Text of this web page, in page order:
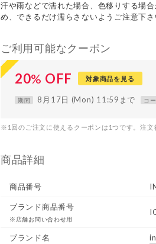
汗や雨などで濡れた場合、色移りする場
め、できるだけ濡らさないようご注意下さ
ご利用可能なクーポン
20% OFF 対象商品を見る
期間 8月17日 (Mon) 11:59まで コ
※1回のご注文に使えるクーポンは1つです。注文
商品詳細
商品番号
ブランド商品番号
※店舗お問い合わせ用
ブランド名